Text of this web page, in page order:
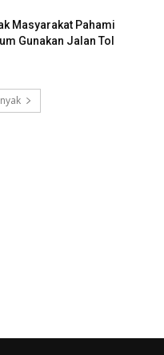
Masyarakat Pahami
Gunakan Jalan Tol